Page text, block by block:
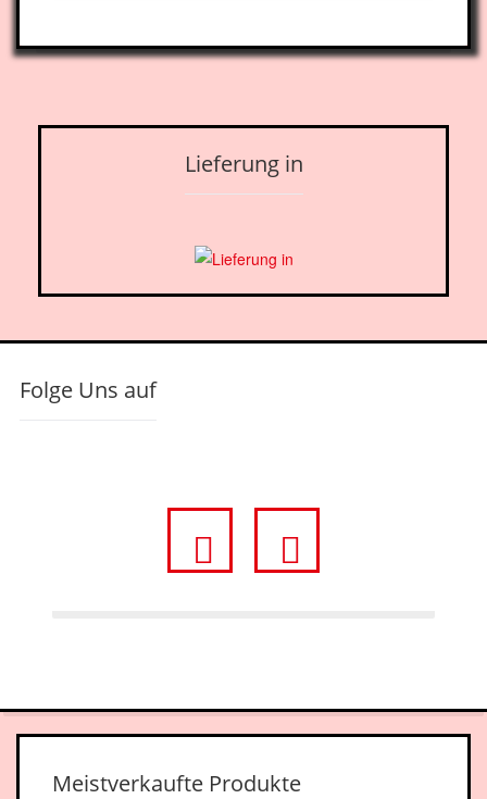
Lieferung in
Folge Uns auf
fa fa
Meistverkaufte Produkte